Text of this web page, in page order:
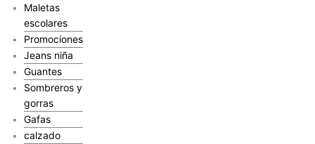
Maletas
escolares
Promociones
Jeans niña
Guantes
Sombreros y
gorras
Gafas
calzado